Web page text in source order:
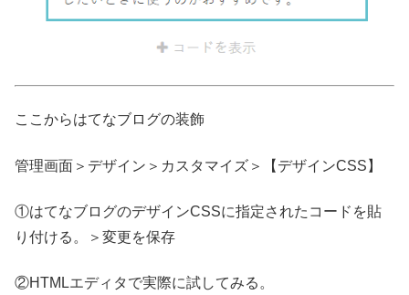
ここからはてなブログの装飾
管理画面＞デザイン＞カスタマイズ＞【デザインCSS】
①はてなブログのデザインCSSに指定されたコードを貼
り付ける。＞変更を保存
②HTMLエディタで実際に試してみる。